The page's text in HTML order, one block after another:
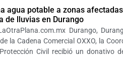
agua potable a zonas
de lluvias en Durango
Durango,
la Cadena Comercial OXXO, la
Civil recibió un donativo